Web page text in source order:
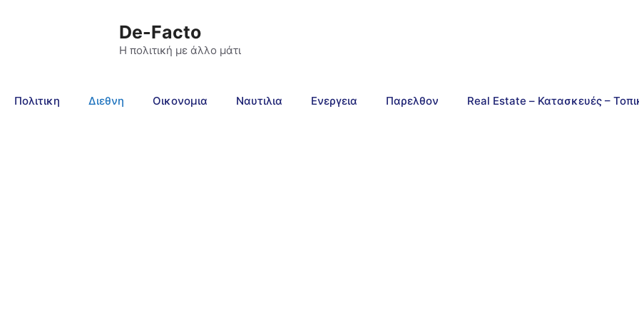
De-Facto
Η πολιτική με άλλο μάτι
Πολιτικη Διεθνη Οικονομια Ναυτιλια Ενεργεια Παρελθον Real Estate – Κατασκευές –